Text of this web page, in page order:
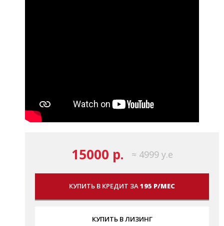
15000 р. ≈ 4999 у.е
КУПИТЬ В КРЕДИТ ЗА195 Р/МЕС
КУПИТЬ В ЛИЗИНГ